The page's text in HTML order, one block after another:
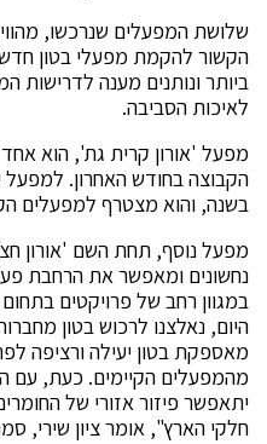
שלושת המפעלים שנרכשו,
הקשור להקמת מפעלי בטון
ביותר ונותנים מענה לדרישות
לאיכות הסביבה.
מפעל 'אורון קרית גת', הוא
הקבוצה בחודש האחרון. למפעל
בשנה, והוא מצטרף למפעלים
מפעל נוסף, תחת השם 'אורון
נחשונים ומאפשר את הרחבת
במגוון רחב של פרויקטים
היום, נאלצנו לרכוש בטון
מאספקת בטון יעילה ורציפה
מהמפעלים הקיימים. כעת, עם
יתאפשר פיזור אזורי של
חלקי הארץ", אומר ציון שירי,